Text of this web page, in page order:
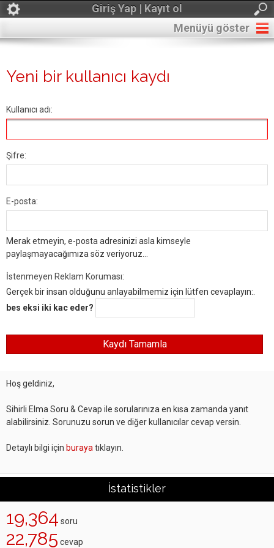
Giriş Yap | Kayıt ol
Menüyü göster
Yeni bir kullanıcı kaydı
Kullanıcı adı:
Şifre:
E-posta:
Merak etmeyin, e-posta adresinizi asla kimseyle
paylaşmayacağımıza söz veriyoruz...
İstenmeyen Reklam Koruması:
Gerçek bir insan olduğunu anlayabilmemiz için lütfen cevaplayın:.
bes eksi iki kac eder?
Hoş geldiniz,
Sihirli Elma Soru & Cevap ile sorularınıza en kısa zamanda yanıt
alabilirsiniz. Sorunuzu sorun ve diğer kullanıcılar cevap versin.
Detaylı bilgi için buraya tıklayın.
İstatistikler
19,364 soru
22,785 cevap